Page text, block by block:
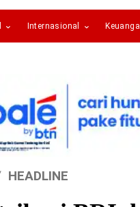
Internasional
HEADLINE